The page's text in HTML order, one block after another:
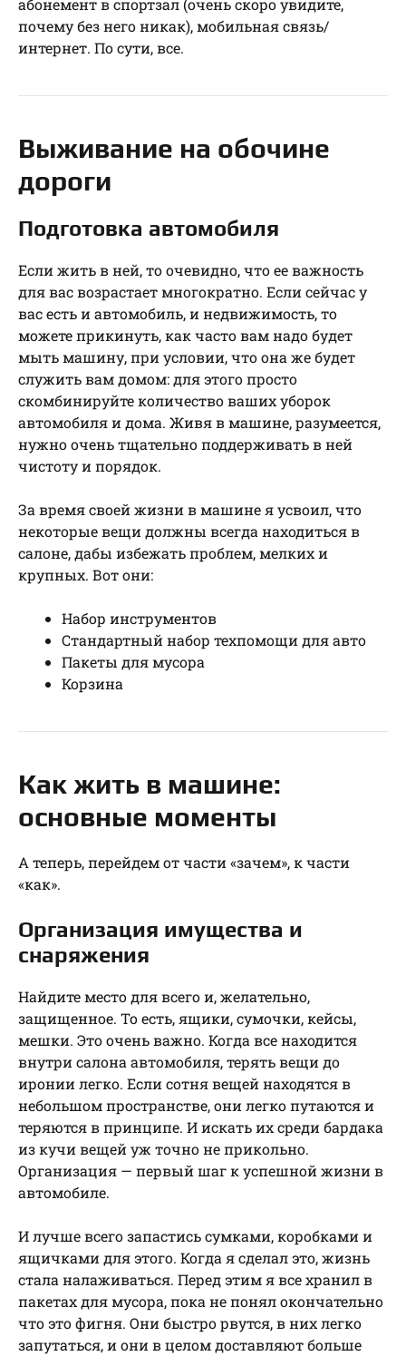
абонемент в спортзал (очень скоро увидите,
почему без него никак), мобильная связь/
интернет. По сути, все.
Выживание на обочине
дороги
Подготовка автомобиля
Если жить в ней, то очевидно, что ее важность
для вас возрастает многократно. Если сейчас у
вас есть и автомобиль, и недвижимость, то
можете прикинуть, как часто вам надо будет
мыть машину, при условии, что она же будет
служить вам домом: для этого просто
скомбинируйте количество ваших уборок
автомобиля и дома. Живя в машине, разумеется,
нужно очень тщательно поддерживать в ней
чистоту и порядок.
За время своей жизни в машине я усвоил, что
некоторые вещи должны всегда находиться в
салоне, дабы избежать проблем, мелких и
крупных. Вот они:
Набор инструментов
Стандартный набор техпомощи для авто
Пакеты для мусора
Корзина
Как жить в машине:
основные моменты
А теперь, перейдем от части «зачем», к части
«как».
Организация имущества и
снаряжения
Найдите место для всего и, желательно,
защищенное. То есть, ящики, сумочки, кейсы,
мешки. Это очень важно. Когда все находится
внутри салона автомобиля, терять вещи до
иронии легко. Если сотня вещей находятся в
небольшом пространстве, они легко путаются и
теряются в принципе. И искать их среди бардака
из кучи вещей уж точно не прикольно.
Организация — первый шаг к успешной жизни в
автомобиле.
И лучше всего запастись сумками, коробками и
ящичками для этого. Когда я сделал это, жизнь
стала налаживаться. Перед этим я все хранил в
пакетах для мусора, пока не понял окончательно
что это фигня. Они быстро рвутся, в них легко
запутаться, и они в целом доставляют больше